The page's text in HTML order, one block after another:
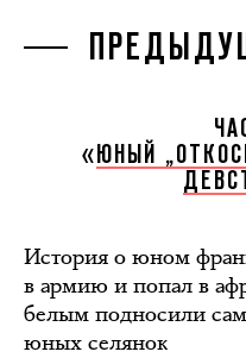
« ЮНЫЙ
История о юном
в армию и попал в
белым подносили
юных селянок